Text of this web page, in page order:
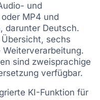
und
MP4 und
darunter Deutsch.
sechs
sind zweisprachige
verfügbar.
KI-Funktion für